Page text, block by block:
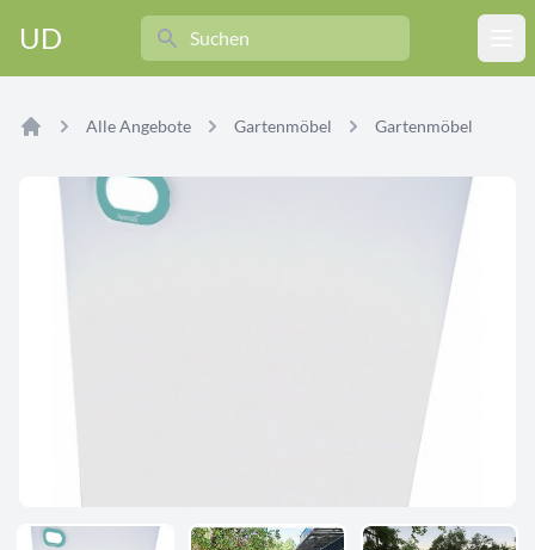
UD
Search
Alle Angebote Gartenmöbel Gartenmöbel